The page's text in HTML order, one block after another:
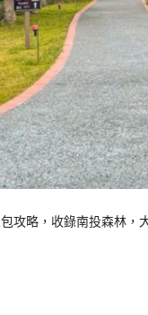
攻略，收錄南投森林